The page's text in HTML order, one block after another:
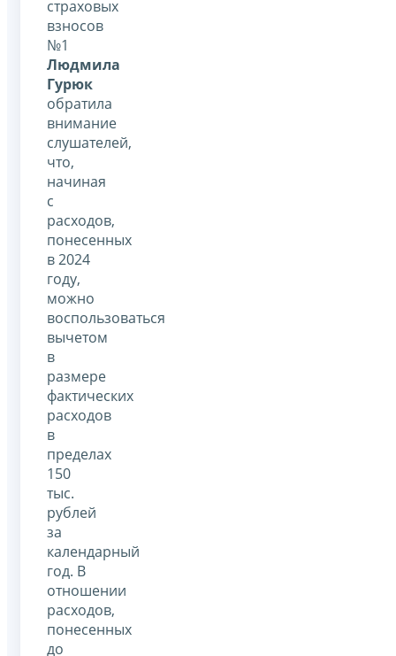
страховых
взносов
№1
Людмила
Гурюк
обратила
внимание
слушателей,
что,
начиная
с
расходов,
понесенных
в 2024
году,
можно
воспользоваться
вычетом
в
размере
фактических
расходов
в
пределах
150
тыс.
рублей
за
календарный
год. В
отношении
расходов,
понесенных
до